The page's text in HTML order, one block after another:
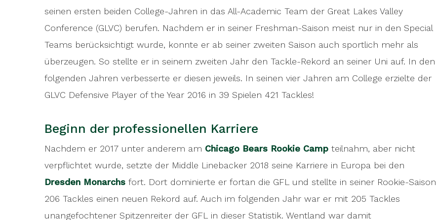
seinen ersten beiden College-Jahren in das All-Academic Team der Great Lakes Valley
Conference (GLVC) berufen. Nachdem er in seiner Freshman-Saison meist nur in den Special
Teams berücksichtigt wurde, konnte er ab seiner zweiten Saison auch sportlich mehr als
überzeugen. So stellte er in seinem zweiten Jahr den Tackle-Rekord an seiner Uni auf. In den
folgenden Jahren verbesserte er diesen jeweils. In seinen vier Jahren am College erzielte der
GLVC Defensive Player of the Year 2016 in 39 Spielen 421 Tackles!
Beginn der professionellen Karriere
Nachdem er 2017 unter anderem am Chicago Bears Rookie Camp teilnahm, aber nicht
verpflichtet wurde, setzte der Middle Linebacker 2018 seine Karriere in Europa bei den
Dresden Monarchs fort. Dort dominierte er fortan die GFL und stellte in seiner Rookie-Saison
206 Tackles einen neuen Rekord auf. Auch im folgenden Jahr war er mit 205 Tackles
unangefochtener Spitzenreiter der GFL in dieser Statistik. Wentland war damit